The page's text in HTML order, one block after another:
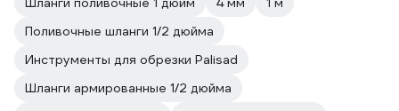
Поливочные шланги 1/2 дюйма
Инструменты для обрезки Palisad
Шланги армированные 1/2 дюйма